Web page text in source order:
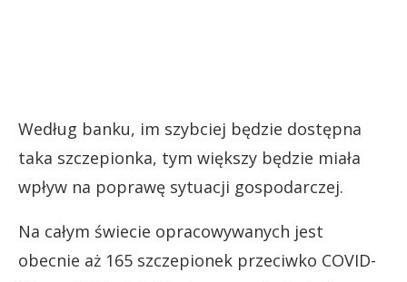
Według banku, im szybciej będzie dostępna
taka szczepionka, tym większy będzie miała
wpływ na poprawę sytuacji gospodarczej.
Na całym świecie opracowywanych jest
obecnie aż 165 szczepionek przeciwko COVID-